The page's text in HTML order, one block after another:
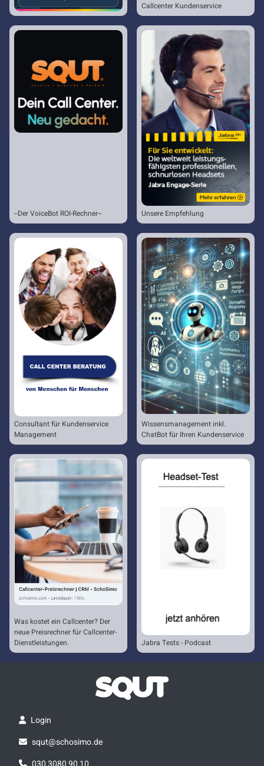
Callcenter Kundenservice
--Der VoiceBot ROI-Rechner-- Unsere Empfehlung
Consultant für Kundenservice
Management
Wissensmanagement inkl.
ChatBot für Ihren Kundenservice
Was kostet ein Callcenter? Der
neue Preisrechner für Callcenter-
Dienstleistungen.
Jabra Tests - Podcast
Login
squt@schosimo.de